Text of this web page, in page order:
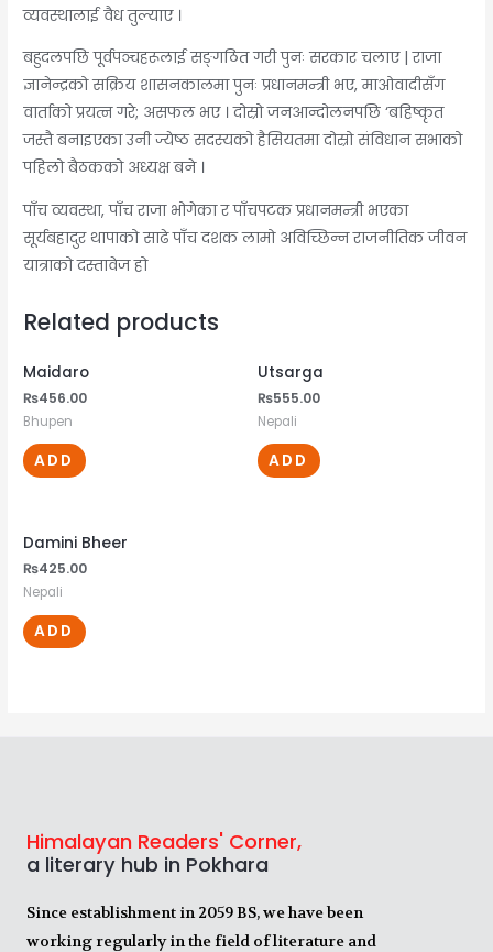
व्यवस्थालाई वैध तुल्याए ।
बहुदलपछि पूर्वपञ्चहरूलाई सङ्गठित गरी पुनः सरकार चलाए | राजा
ज्ञानेन्द्रको सक्रिय शासनकालमा पुनः प्रधानमन्त्री भए, माओवादीसँग
वार्ताको प्रयत्न गरे; असफल भए । दोस्रो जनआन्दोलनपछि ‘बहिष्कृत
जस्तै बनाइएका उनी ज्येष्ठ सदस्यको हैसियतमा दोस्रो संविधान सभाको
पहिलो बैठकको अध्यक्ष बने ।
पाँच व्यवस्था, पाँच राजा भोगेका र पाँचपटक प्रधानमन्त्री भएका
सूर्यबहादुर थापाको साढे पाँच दशक लामो अविच्छिन्न राजनीतिक जीवन
यात्राको दस्तावेज हो
Related products
Maidaro
₨456.00
Bhupen
ADD
Utsarga
₨555.00
Nepali
ADD
Damini Bheer
₨425.00
Nepali
ADD
Himalayan Readers' Corner,
a literary hub in Pokhara
Since establishment in 2059 BS, we have been
working regularly in the field of literature and